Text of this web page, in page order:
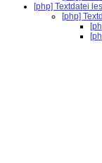
[php] Textdatei
[php]